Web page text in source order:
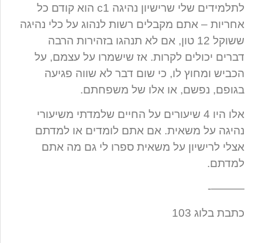
לתלמידים שלי שרישיון נהיגה c1 הוא קודם כל
אחריות – אתם מקבלים רשות לנהוג על כלי נהיגה
ששוקל 12 טון, אם לא תנהגו בזהירות הרבה
דברים יכולים לקרות. אז שישמרו על עצמם, על
הכביש ומחוץ לו, כי שום דבר לא שווה פגיעה
בגופם, נפשם, או אלו של משפחתם.
אלו היו 4 שיעורים על החיים שלמדתי משיעורי
נהיגה על משאית. אם אתם לומדים או למדתם
אצלי לרישיון על משאית ספרו לי גם מה אתם
למדתם.
———-
כתבת בלוג 103